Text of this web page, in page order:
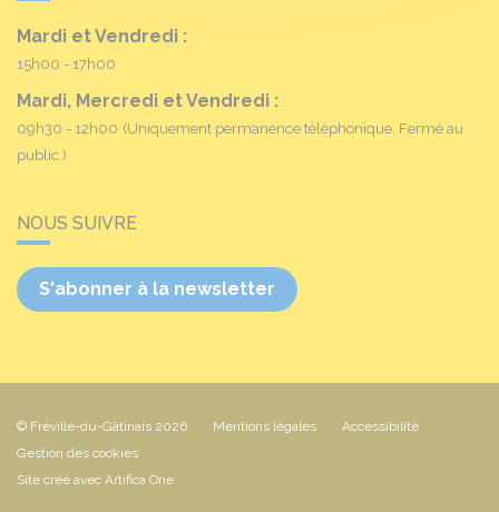
Mardi et Vendredi :
15h00 - 17h00
Mardi, Mercredi et Vendredi :
09h30 - 12h00 (Uniquement permanence téléphonique. Fermé au
public.)
NOUS SUIVRE
S'abonner à la newsletter
© Fréville-du-Gâtinais 2026 Mentions légales
Accessibilité
Gestion des cookies
Site créé avec Artifica One